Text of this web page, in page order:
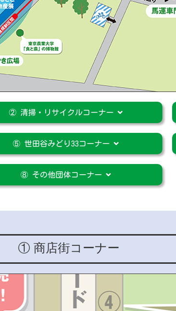
② 清掃・リサイクルコーナー
⑤ 世田谷みどり33コーナー
⑧ その他団体コーナー
① 商店街コーナー